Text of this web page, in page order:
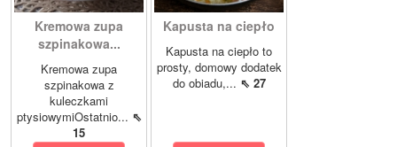
Kremowa zupa
szpinakowa...
Kremowa zupa
szpinakowa z
kuleczkami
ptysiowymiOstatnio... ⇖
15
Kapusta na ciepło
Kapusta na ciepło to
prosty, domowy dodatek
do obiadu,... ⇖ 27